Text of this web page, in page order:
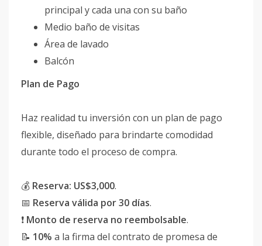
principal y cada una con su baño
Medio baño de visitas
Área de lavado
Balcón
Plan de Pago
Haz realidad tu inversión con un plan de pago
flexible, diseñado para brindarte comodidad
durante todo el proceso de compra.
💰 Reserva: US$3,000.
📅 Reserva válida por 30 días.
❗ Monto de reserva no reembolsable.
📝 10% a la firma del contrato de promesa de